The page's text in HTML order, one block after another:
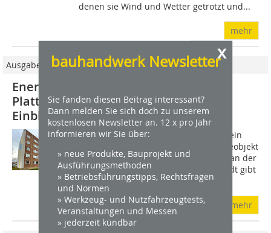
x
bauhandwerk Newsletter
Sie fanden diesen Beitrag interessant?
Dann melden Sie sich doch zu unserem
kostenlosen Newsletter an. 12 x pro Jahr
informieren wir Sie über:
» neue Produkte, Bauprojekt und
Ausführungsmethoden
» Betriebsführungstipps, Rechtsfragen
und Normen
» Werkzeug- und Nutzfahrzeugtests,
Veranstaltungen und Messen
» jederzeit kündbar
denen sie Wind und Wetter getrotzt und...
mehr
Ausgabe 5/2026
Energetische Sanierung eines
Plattenbaus in Halberstadt mit
Einblasdämmung von Ursa
Wie wird aus einem DDR-Wohnblock ein
modernes, energieeffizientes Vorzeigeobjekt
mit Neubaustandard? Die Sanierung an der
Eike-von-Repgow-Straße in Halberstadt gibt
die Antwort. Das Mehrfamilienhaus...
mehr